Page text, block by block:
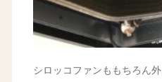
シロッコファンももちろん外